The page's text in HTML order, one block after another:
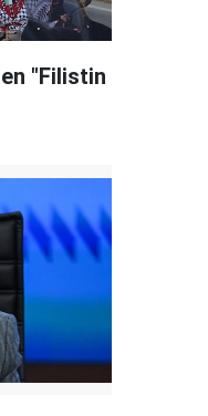
"Filistin